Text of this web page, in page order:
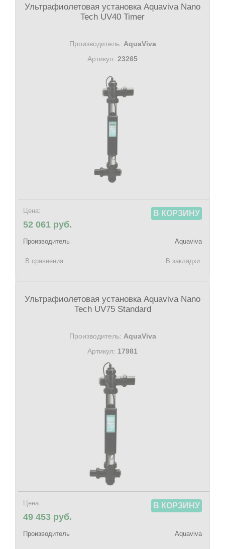
Ультрафиолетовая установка Aquaviva Nano
Tech UV40 Timer
Производитель: AquaViva
Артикул: 23265
Цена:
52 061 руб.
В КОРЗИНУ
Производитель Aquaviva
В сравнения В закладки
Ультрафиолетовая установка Aquaviva Nano
Tech UV75 Standard
Производитель: AquaViva
Артикул: 17981
Цена:
49 453 руб.
В КОРЗИНУ
Производитель Aquaviva